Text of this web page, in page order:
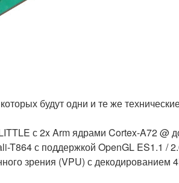
будут одни и те же
с 2x Arm ядрами Cortex-A72 @
T864 с поддержкой OpenGL ES1.1 /
зрения (VPU) с декодированием